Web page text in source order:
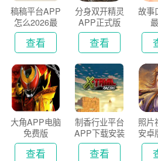
稿稿平台APP
怎么2026最
新版
查看
分身双开精灵
APP正式版
查看
故事
大角APP电脑
免费版
查看
制香行业平台
APP下载安装
2026
查看
照片
安卓